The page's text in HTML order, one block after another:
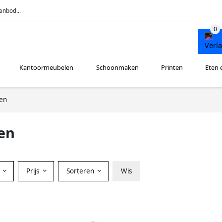
Kantoormeubelen Schoonmaken Printen Eten
Prijs Sorteren Wis